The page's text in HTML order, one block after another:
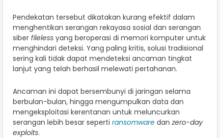
Pendekatan tersebut dikatakan kurang efektif dalam
menghentikan serangan rekayasa sosial dan serangan
siber fileless yang beroperasi di memori komputer untuk
menghindari deteksi. Yang paling kritis, solusi tradisional
sering kali tidak dapat mendeteksi ancaman tingkat
lanjut yang telah berhasil melewati pertahanan.
Ancaman ini dapat bersembunyi di jaringan selama
berbulan-bulan, hingga mengumpulkan data dan
mengeksploitasi kerentanan untuk meluncurkan
serangan lebih besar seperti ransomware dan zero-day
exploits.